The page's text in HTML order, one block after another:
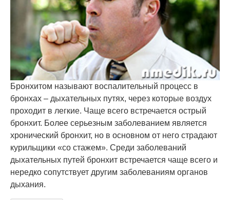
Бронхитом называют воспалительный процесс в
бронхах – дыхательных путях, через которые воздух
проходит в легкие. Чаще всего встречается острый
бронхит. Более серьезным заболеванием является
хронический бронхит, но в основном от него страдают
курильщики «со стажем». Среди заболеваний
дыхательных путей бронхит встречается чаще всего и
нередко сопутствует другим заболеваниям органов
дыхания.